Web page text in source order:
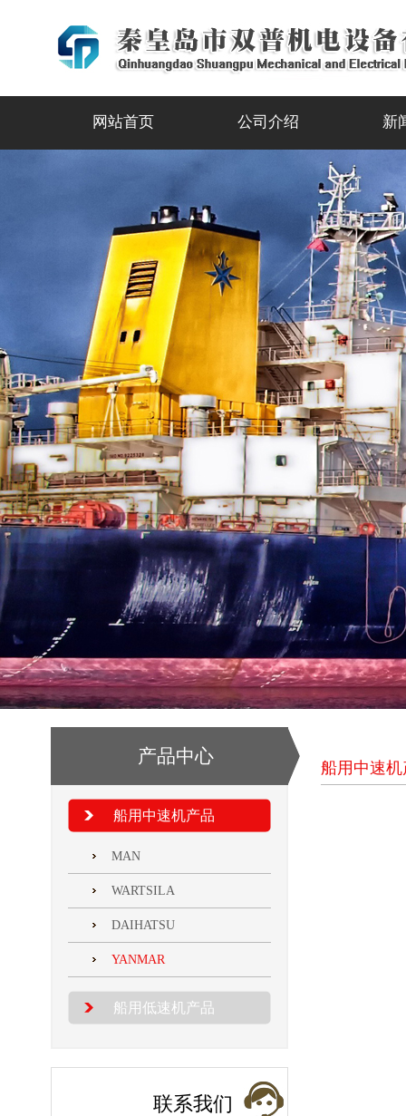
网站首页 公司介绍 新
产品中心
船用中速机产品
MAN
WARTSILA
DAIHATSU
YANMAR
船用低速机产品
联系我们
船用中速机